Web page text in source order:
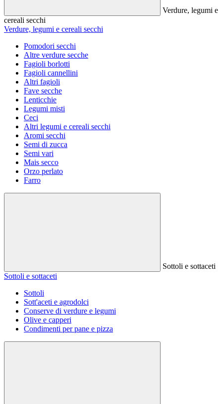
Verdure, legumi e
cereali secchi
Verdure, legumi e cereali secchi
Pomodori secchi
Altre verdure secche
Fagioli borlotti
Fagioli cannellini
Altri fagioli
Fave secche
Lenticchie
Legumi misti
Ceci
Altri legumi e cereali secchi
Aromi secchi
Semi di zucca
Semi vari
Mais secco
Orzo perlato
Farro
Sottoli e sottaceti
Sottoli e sottaceti
Sottoli
Sott'aceti e agrodolci
Conserve di verdure e legumi
Olive e capperi
Condimenti per pane e pizza